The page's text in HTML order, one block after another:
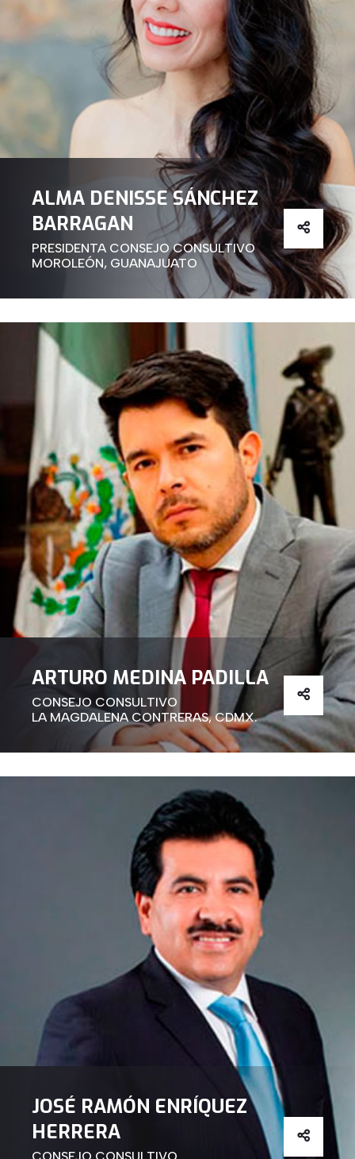
ALMA DENISSE SÁNCHEZ
BARRAGAN
PRESIDENTA CONSEJO CONSULTIVO
MOROLEÓN, GUANAJUATO
ARTURO MEDINA PADILLA
CONSEJO CONSULTIVO
LA MAGDALENA CONTRERAS, CDMX.
JOSÉ RAMÓN ENRÍQUEZ
HERRERA